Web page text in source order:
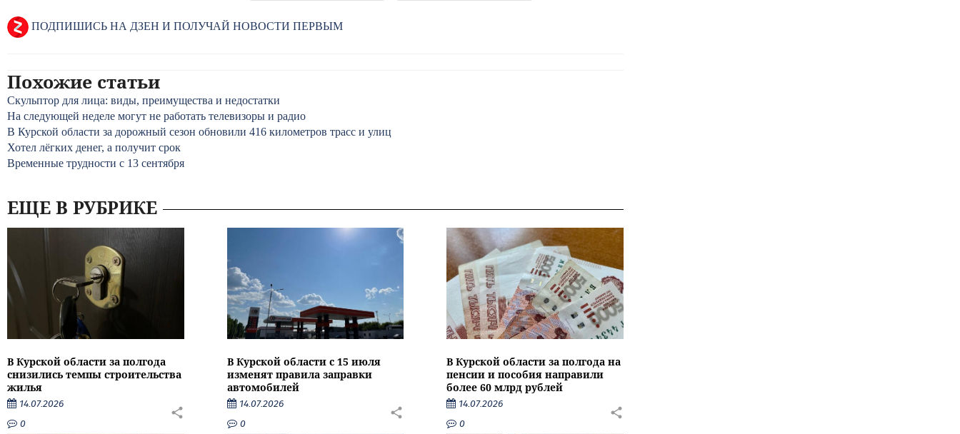
ПОДПИШИСЬ НА ДЗЕН И ПОЛУЧАЙ НОВОСТИ ПЕРВЫМ
Похожие статьи
Скульптор для лица: виды, преимущества и недостатки
На следующей неделе могут не работать телевизоры и радио
В Курской области за дорожный сезон обновили 416 километров трасс и улиц
Хотел лёгких денег, а получит срок
Временные трудности с 13 сентября
ЕЩЕ В РУБРИКЕ
В Курской области за полгода
снизились темпы строительства
жилья
14.07.2026
0
В Курской области с 15 июля
изменят правила заправки
автомобилей
14.07.2026
0
В Курской области за полгода на
пенсии и пособия направили
более 60 млрд рублей
14.07.2026
0